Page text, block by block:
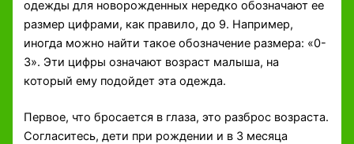
одежды для новорожденных нередко обозначают ее
размер цифрами, как правило, до 9. Например,
иногда можно найти такое обозначение размера: «0-
3». Эти цифры означают возраст малыша, на
который ему подойдет эта одежда.
Первое, что бросается в глаза, это разброс возраста.
Согласитесь, дети при рождении и в 3 месяца